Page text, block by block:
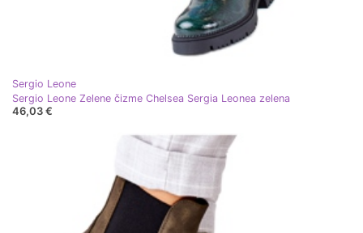
Sergio Leone
Sergio Leone Zelene čizme Chelsea Sergia Leonea zelena
46,03 €